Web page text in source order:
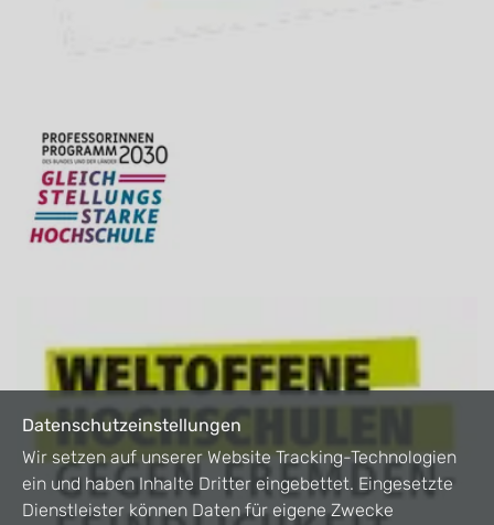
Datenschutzeinstellungen
Wir setzen auf unserer Website Tracking-Technologien
ein und haben Inhalte Dritter eingebettet. Eingesetzte
Dienstleister können Daten für eigene Zwecke